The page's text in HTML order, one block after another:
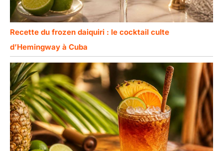
Recette du frozen daiquiri : le cocktail culte
d’Hemingway à Cuba